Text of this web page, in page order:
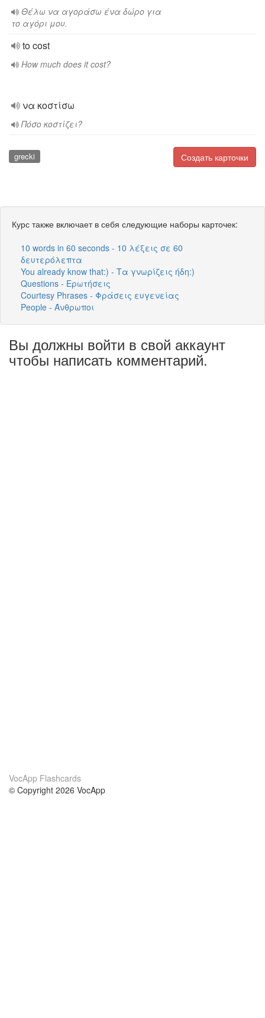
Θέλω να αγοράσω ένα δώρο για
το αγόρι μου.
to cost
How much does it cost?
να κοστίσω
Πόσο κοστίζει?
Создать карточки
grecki
Курс также включает в себя следующие наборы карточек:
10 words in 60 seconds - 10 λέξεις σε 60
δευτερόλεπτα
You already know that:) - Τα γνωρίζεις ήδη:)
Questions - Ερωτήσεις
Courtesy Phrases - Φράσεις ευγενείας
People - Άνθρωποι
Вы должны войти в свой аккаунт
чтобы написать комментарий.
VocApp Flashcards
© Copyright 2026 VocApp